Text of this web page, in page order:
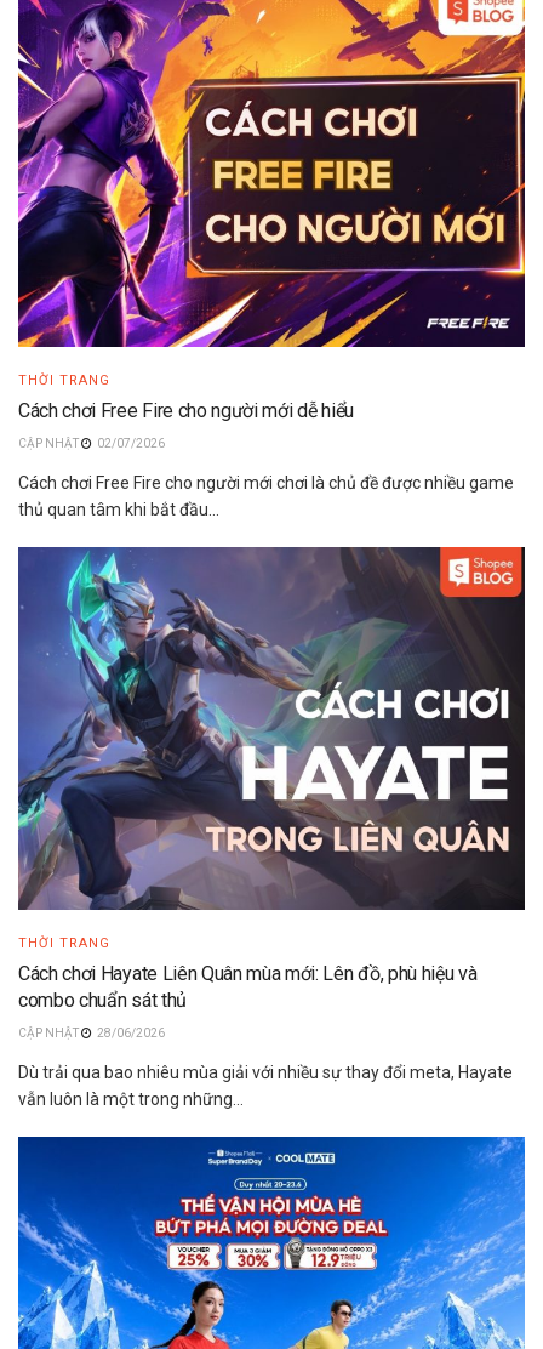
THỜI TRANG
Cách chơi Free Fire cho người mới dễ hiểu
02/07/2026
Cách chơi Free Fire cho người mới chơi là chủ đề được nhiều game
thủ quan tâm khi bắt đầu...
THỜI TRANG
Cách chơi Hayate Liên Quân mùa mới: Lên đồ, phù hiệu và
combo chuẩn sát thủ
28/06/2026
Dù trải qua bao nhiêu mùa giải với nhiều sự thay đổi meta, Hayate
vẫn luôn là một trong những...